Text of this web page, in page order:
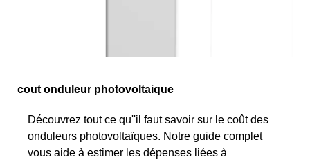
cout onduleur photovoltaique
Découvrez tout ce qu''il faut savoir sur le coût des
onduleurs photovoltaïques. Notre guide complet
vous aide à estimer les dépenses liées à